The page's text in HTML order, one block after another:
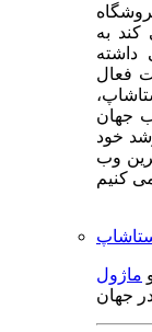
به
300000 وب سایت فعال
جهان
خود
وب
ماژول
جهان